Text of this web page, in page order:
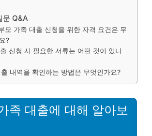
문 Q&A
모 가족 대출 신청을 위한 자격 요건은 무
?
신청 시 필요한 서류는 어떤 것이 있나
내역을 확인하는 방법은 무엇인가요?
족 대출에 대해 알아보